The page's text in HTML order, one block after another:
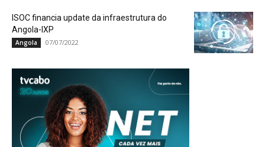
ISOC financia update da infraestrutura do
Angola-IXP
Angola 07/07/2022